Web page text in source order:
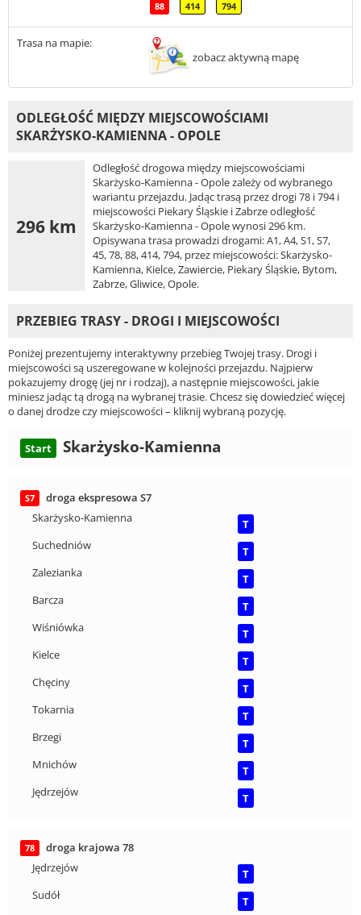
88 414 794
Trasa na mapie:
zobacz aktywną mapę
ODLEGŁOŚĆ MIĘDZY MIEJSCOWOŚCIAMI
SKARŻYSKO-KAMIENNA - OPOLE
296 km
Odległość drogowa między miejscowościami
Skarżysko-Kamienna - Opole zależy od wybranego
wariantu przejazdu. Jadąc trasą przez drogi 78 i 794 i
miejscowości Piekary Śląskie i Zabrze odległość
Skarżysko-Kamienna - Opole wynosi 296 km.
Opisywana trasa prowadzi drogami: A1, A4, S1, S7,
45, 78, 88, 414, 794, przez miejscowości: Skarżysko-
Kamienna, Kielce, Zawiercie, Piekary Śląskie, Bytom,
Zabrze, Gliwice, Opole.
PRZEBIEG TRASY - DROGI I MIEJSCOWOŚCI
Poniżej prezentujemy interaktywny przebieg Twojej trasy. Drogi i
miejscowości są uszeregowane w kolejności przejazdu. Najpierw
pokazujemy drogę (jej nr i rodzaj), a następnie miejscowości, jakie
miniesz jadąc tą drogą na wybranej trasie. Chcesz się dowiedzieć więcej
o danej drodze czy miejscowości – kliknij wybraną pozycję.
Start Skarżysko-Kamienna
S7
droga ekspresowa S7
Skarżysko-Kamienna
T
Suchedniów
T
Zalezianka
T
Barcza
T
Wiśniówka
T
Kielce
T
Chęciny
T
Tokarnia
T
Brzegi
T
Mnichów
T
Jędrzejów
T
78
droga krajowa 78
Jędrzejów
T
Sudół
T